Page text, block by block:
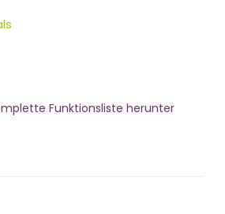
Funktionsliste herunter